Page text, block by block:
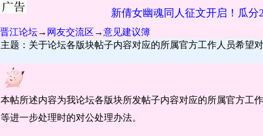
新倩女幽魂同人征文开启！瓜分
晋江论坛→ 网友交流区 →意见建议簿
主题：关于论坛各版块帖子内容对应的所属官方工作人员希望
本帖所述内容为我论坛各版块所发帖子内容对应的所属官方工
等进一步处理时的对公处理办法。